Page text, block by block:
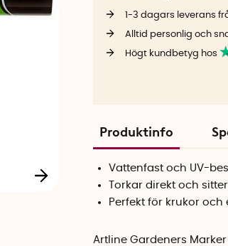
1-3 dagars leverans
Alltid personlig och
Högt kundbetyg hos
Produktinfo
Vattenfast och UV-
Torkar direkt och
Perfekt för krukor och
Artline Gardeners